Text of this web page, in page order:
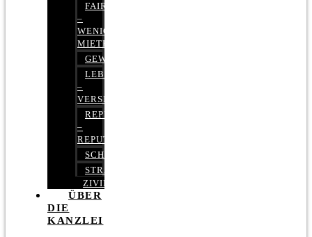
FAIRMIETEN
–
WENIGER
MIETE
GEWERBERECHT
LEBENSVERSICHERUNG
–
VERSICHERUNGSRECHT
REPUTATIONSRECHT
–
REPUTATIONSMANAGEMENT
SCHUFARECHT
STRAFRECHT
ZIVILRECHT
ÜBER
DIE
KANZLEI